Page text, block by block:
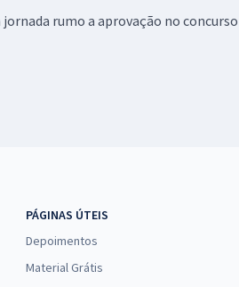
rumo a aprovação no concurso
PÁGINAS ÚTEIS
Depoimentos
Material Grátis